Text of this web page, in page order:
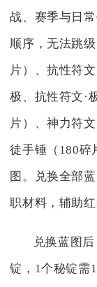
战、赛季与日
顺序，无法跳
片）、抗性符
极、抗性符文·
片）、神力符
徒手锤（180碎
图。兑换全部
职材料，辅助红
兑换蓝图
锭，1个秘锭需